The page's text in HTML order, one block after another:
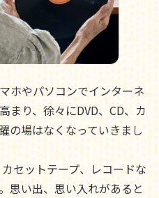
ホやパソコンでインターネ
まり、徐々にDVD、CD、カ
の場はなくなっていきまし
セットテープ、レコードな
思い出、思い入れがあると